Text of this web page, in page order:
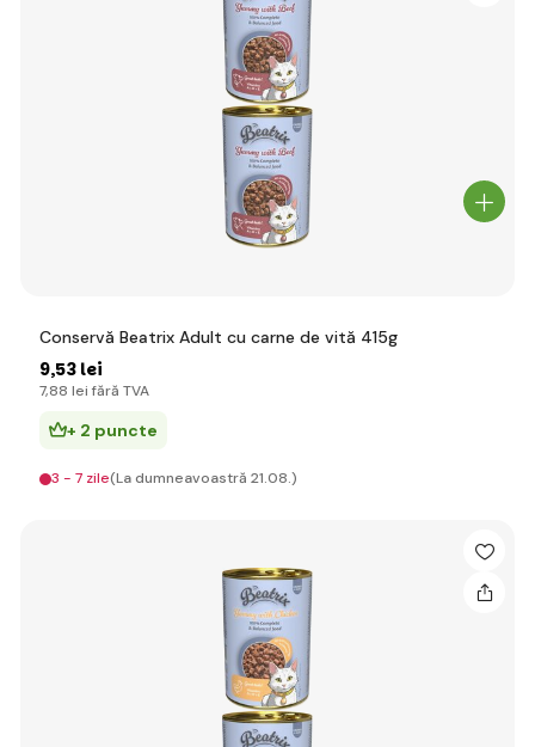
Conservă Beatrix Adult cu carne de vită 415g
9,53 lei
7,88 lei fără TVA
+ 2 puncte
3 - 7 zile(La dumneavoastră 21.08.)